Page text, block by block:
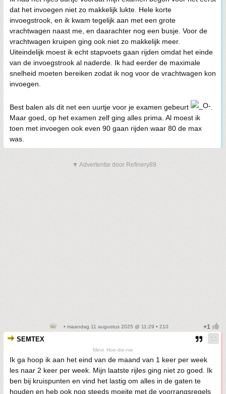
dat het invoegen niet zo makkelijk lukte. Hele korte
invoegstrook, en ik kwam tegelijk aan met een grote
vrachtwagen naast me, en daarachter nog een busje. Voor de
vrachtwagen kruipen ging ook niet zo makkelijk meer.
Uiteindelijk moest ik echt stapvoets gaan rijden omdat het einde
van de invoegstrook al naderde. Ik had eerder de maximale
snelheid moeten bereiken zodat ik nog voor de vrachtwagen kon
invoegen.
Best balen als dit net een uurtje voor je examen gebeurt
Maar goed, op het examen zelf ging alles prima. Al moest ik
toen met invoegen ook even 90 gaan rijden waar 80 de max
was.
▼ Advertentie door Refinery89
• maandag 11 augustus 2025 @ 11:29 • 210
SEMTEX
Mevr. Hoe-die-nie
Ik ga hoop ik aan het eind van de maand van 1 keer per week
les naar 2 keer per week. Mijn laatste rijles ging niet zo goed. Ik
ben bij kruispunten en vind het lastig om alles in de gaten te
houden en heb ook nog steeds moeite met de voorrangsregels